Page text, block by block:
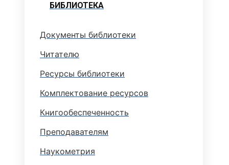
БИБЛИОТЕКА
Документы библиотеки
Читателю
Ресурсы библиотеки
Комплектование ресурсов
Книгообеспеченность
Преподавателям
Наукометрия